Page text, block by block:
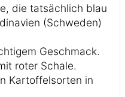
die tatsächlich blau
(Schweden)
Geschmack.
roter Schale.
Kartoffelsorten in